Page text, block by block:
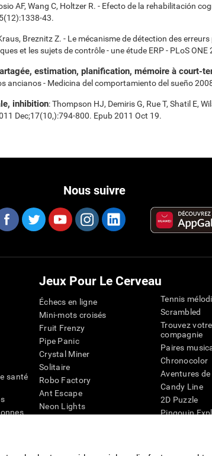
AF, Wang C, Holtzer R. - Efecto de la rehabilitación
43.
Breznitz Z. - Le mécanisme de détection des
et les sujets de contrôle - une étude ERP - PLoS ONE
estimation, planification, mémoire à court-
ancianos - Medicina del comportamiento del sueño
inhibition: Thompson HJ, Demiris G, Rue T, Shatil E,
Dec;17(10,):794-800. Epub 2011 Oct 19.
Nous suivre
santé
Jeux Pour Le Cerveau
Échecs en ligne
Mini-mots croisés
Fruit Frenzy
Pipe Panic
Crystal Miner
Solitaire
Robo Factory
Ant Escape
Neon Lights
Tennis
Scrambled
Trouvez
compagnie
Paires
Chronocolor
Aventures
Candy Line
2D Puzzle
Pingouin